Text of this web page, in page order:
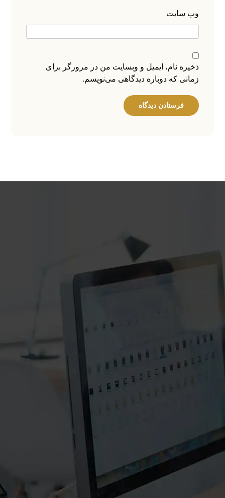
وب‌ سایت
ذخیره نام، ایمیل و وبسایت من در مرورگر برای
زمانی که دوباره دیدگاهی می‌نویسم.
info@manifunds.com
mani.funds